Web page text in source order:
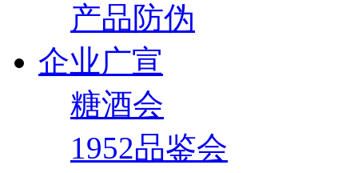
产品防伪
企业广宣
糖酒会
1952品鉴会